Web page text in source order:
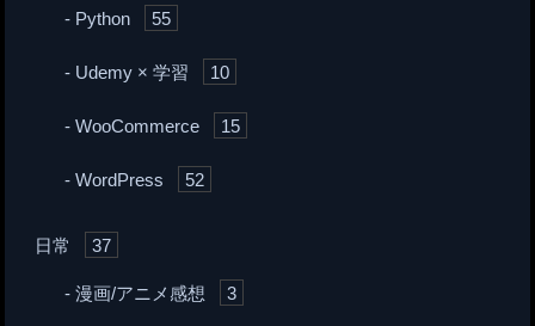
Python 55
Udemy × 学習 10
WooCommerce 15
WordPress 52
日常 37
漫画/アニメ感想 3